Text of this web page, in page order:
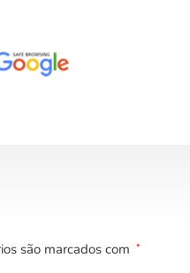
são marcados com *